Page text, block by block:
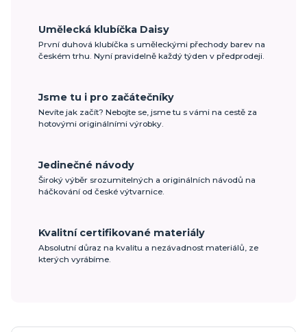
Umělecká klubíčka Daisy
První duhová klubíčka s uměleckými přechody barev na
českém trhu. Nyní pravidelně každý týden v předprodeji.
Jsme tu i pro začátečníky
Nevíte jak začít? Nebojte se, jsme tu s vámi na cestě za
hotovými originálními výrobky.
Jedinečné návody
Široký výběr srozumitelných a originálních návodů na
háčkování od české výtvarnice.
Kvalitní certifikované materiály
Absolutní důraz na kvalitu a nezávadnost materiálů, ze
kterých vyrábíme.